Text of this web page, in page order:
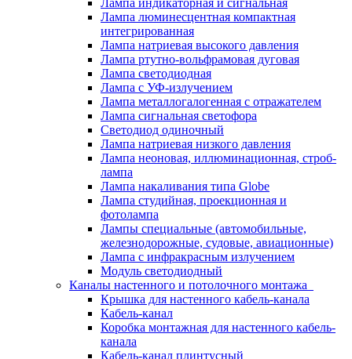
Лампа индикаторная и сигнальная
Лампа люминесцентная компактная
интегрированная
Лампа натриевая высокого давления
Лампа ртутно-вольфрамовая дуговая
Лампа светодиодная
Лампа с УФ-излучением
Лампа металлогалогенная с отражателем
Лампа сигнальная светофора
Светодиод одиночный
Лампа натриевая низкого давления
Лампа неоновая, иллюминационная, строб-
лампа
Лампа накаливания типа Globe
Лампа студийная, проекционная и
фотолампа
Лампы специальные (автомобильные,
железнодорожные, судовые, авиационные)
Лампа с инфракрасным излучением
Модуль светодиодный
Каналы настенного и потолочного монтажа
Крышка для настенного кабель-канала
Кабель-канал
Коробка монтажная для настенного кабель-
канала
Кабель-канал плинтусный